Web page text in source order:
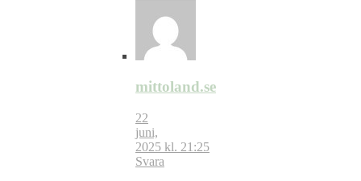
mittoland.se
22
juni,
2025 kl. 21:25
Svara